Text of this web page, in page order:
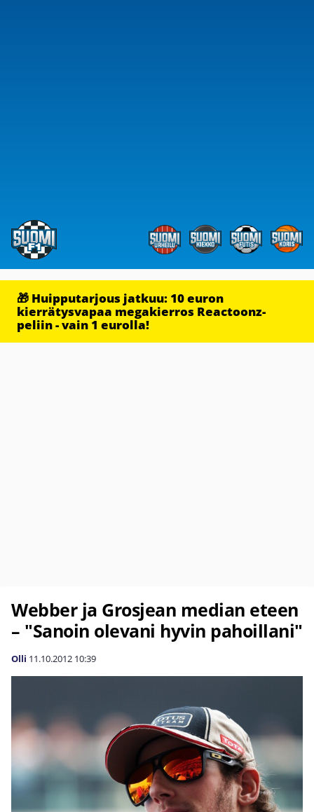
🎁 Huipputarjous jatkuu: 10 euron
kierrätysvapaa megakierros Reactoonz-
peliin - vain 1 eurolla!
Webber ja Grosjean median eteen
– "Sanoin olevani hyvin pahoillani"
Olli 11.10.2012 10:39